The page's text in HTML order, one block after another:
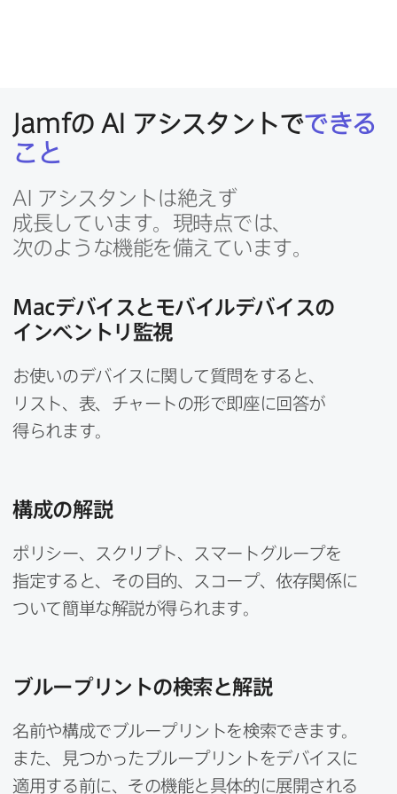
Jamfの AI アシスタントでできる​
こと
AI アシスタントは​絶えず​
成長しています。​現時点では、​
次のような​機能を​備えています。
Macデバイスと​モバイルデバイスの​
インベントリ監視
お使いの​デバイスに​関して​質問を​すると、​
リスト、​表、​チャートの​形で​即座に​回答が​
得られます。
構成の​解説
ポリシー、​スクリプト、​スマートグループを​
指定すると、​その​目的、​スコープ、​依存関係に​
ついて​簡単な​解説が​得られます。
ブループリントの​検索と​解説
名前や​構成で​ブループリントを​検索できます。​
また、​見つかった​ブループリントを​デバイスに​
適用する​前に、​その機能と​具体的に​展開される​